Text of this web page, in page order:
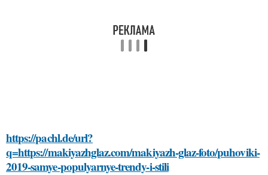
https://pachl.de/url?
q=https://makiyazhglaz.com/makiyazh-glaz-foto/puhoviki-
2019-samye-populyarnye-trendy-i-stili